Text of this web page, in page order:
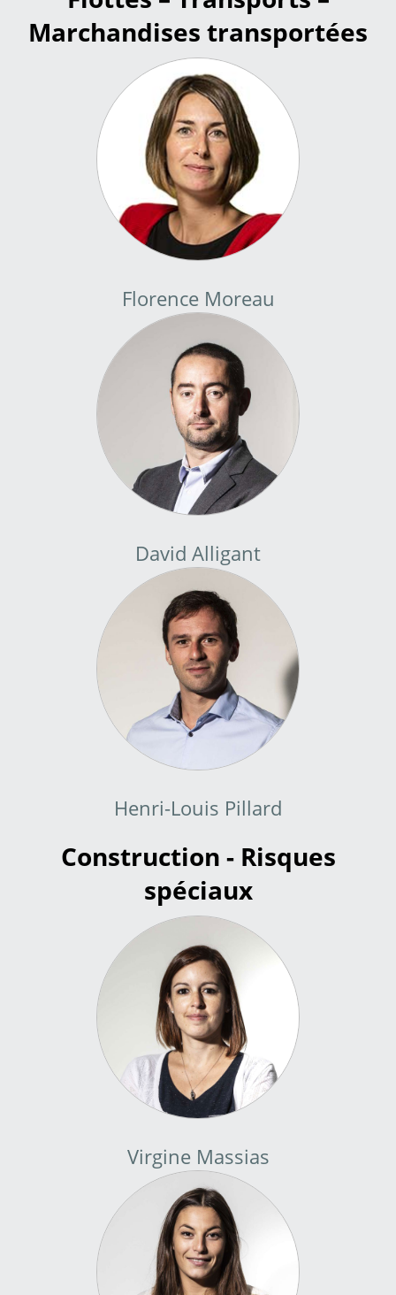
Marchandises transportées
Florence Moreau
David Alligant
Henri-Louis Pillard
Construction - Risques
spéciaux
Virgine Massias